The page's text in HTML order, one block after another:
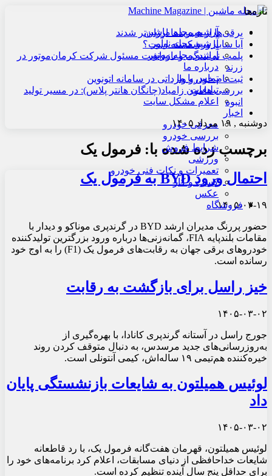
آرشیو مجله ماشین
آرشیو مجله نوآور
آرشیو مجله موتور
درباره ما
تماس با ما
تبلیغات
اعلام مشکل سایت
اخبار
معرفی خودرو
بررسی خودرو
شرایط فروش
ورزشی
تعمیرات و نکات فنی خودرو
کسب و کار
عکس
فروشگاه
تازه‌ها
برقی‌ها از هیبریدها ارزان‌تر شدند
آیا سایپا ورشکسته است؟
پلمب نمایندگی و بازداشت مسئول شرکت کرمان‌موتور در
زرند
ثبت‌نام خودرو وارداتی در سامانه اتونوین
بررسی هامون زامیاد(چانگان هانتر پلاس): در مسیر تولید
انبوه
دوشنبه , ۱۹ مرداد ۱۴۰۵
برچسب زده شده با: فرمول یک
احتمال ورود BYD به فرمول یک
۱۴۰۵-۰۳-۱۹
حضور پررنگ مدیران ارشد BYD در گرندپری موناکو و دیدار با
مقامات بلندپایه FIA، گمانه‌زنی‌ها درباره ورود بزرگترین تولیدکننده
خودروهای برقی جهان به رقابت‌های فرمول یک (F1) را به اوج خود
رسانده است.
خیز راسل برای بازگشت به رقابت
۱۴۰۵-۰۳-۰۲
جورج راسل در آستانه گرندپری کانادا، با بهره‌گیری از
به‌روزرسانی‌های جدید مرسدس، به دنبال متوقف کردن روند
خیره‌کننده هم‌تیمی ۱۹ ساله‌اش، کیمی آنتونلی است.
لوئیس همیلتون به شایعات بازنشستگی پایان
داد
۱۴۰۵-۰۳-۰۲
لوئیس همیلتون، قهرمان هفت‌گانه فرمول یک، با رد قاطعانه
شایعات خداحافظی از دنیای مسابقات، اعلام کرد برنامه‌های خود را
برای حداقل پنج سال آینده تنظیم کرده است.